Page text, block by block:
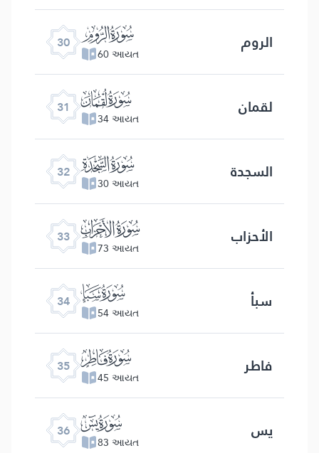
30 ﮪ
60 આયત الروم
31 ﮫ
34 આયત لقمان
32 ﮬ
30 આયત السجدة
33 ﮭ
73 આયત الأحزاب
34 ﮮ
54 આયત سبأ
35 ﮯ
45 આયત فاطر
36 ﮰ
83 આયત یس